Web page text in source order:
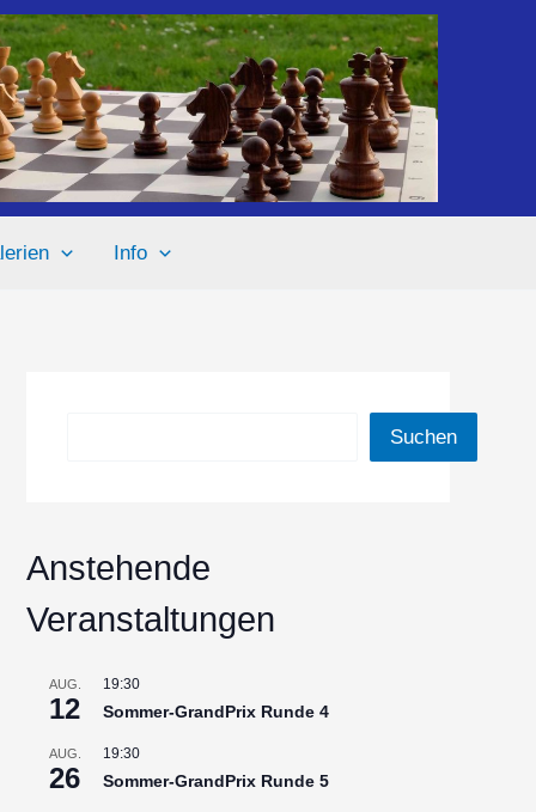
Info
Suchen
Anstehende
Veranstaltungen
AUG.
12
19:30
Sommer-GrandPrix Runde 4
AUG.
26
19:30
Sommer-GrandPrix Runde 5